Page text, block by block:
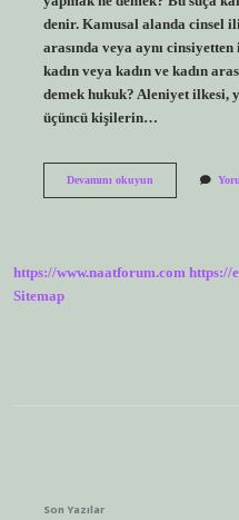
denir. Kamusal alanda cinsel
arasında veya aynı
kadın veya kadın ve kadın
demek hukuk? Aleniyet ilkesi,
üçüncü kişilerin…
Devamını okuyunAlaten
https://www.naatforum.com https://
Sitemap
Son Yazılar